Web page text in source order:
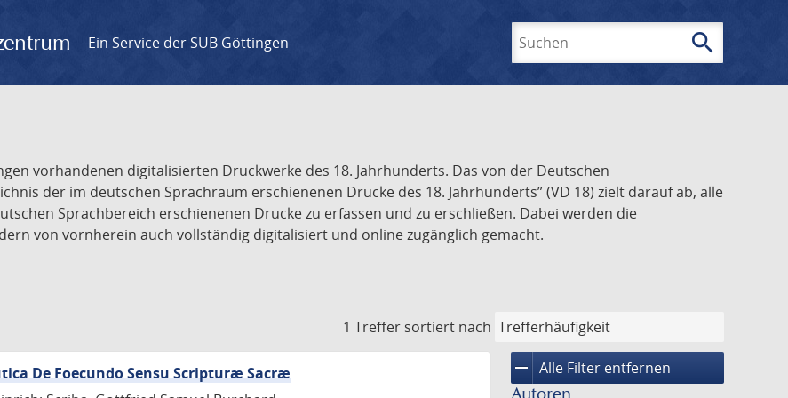
Ein Service der SUB Göttingen search
vorhandenen digitalisierten Druckwerke des 18. Jahrhunderts. Das von der Deutschen
der im deutschen Sprachraum erschienenen Drucke des 18. Jahrhunderts” (VD 18) zielt darauf ab, alle
Sprachbereich erschienenen Drucke zu erfassen und zu erschließen. Dabei werden die
von vornherein auch vollständig digitalisiert und online zugänglich gemacht.
1 Treffer sortiert nach
remove Alle Filter entfernen
De Foecundo Sensu Scripturæ Sacræ